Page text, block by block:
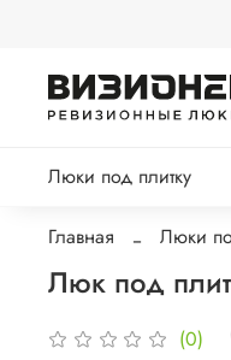
Люки под плитку
Главная Люки
Люк под
(0)